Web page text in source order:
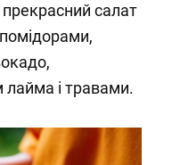
прекрасний салат
і травами.